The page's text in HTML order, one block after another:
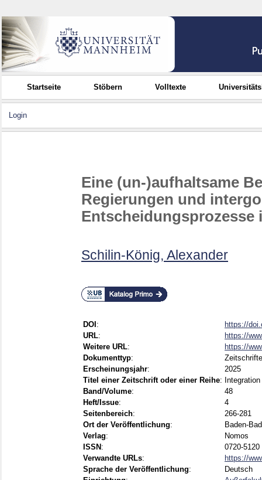
Startseite Stöbern Volltexte
Login
Eine (un-)aufhaltsame
Regierungen und
Entscheidungsprozesse
Schilin-König, Alexander
DOI :
https://
URL:
https://
Weitere URL:
https://
Dokumenttyp:
Erscheinungsjahr:
2025
Titel einer Zeitschrift oder einer Reihe: Integration
Band/Volume:
48
Heft/Issue:
4
Seitenbereich:
266-281
Ort der Veröffentlichung:
Baden-
Verlag:
Nomos
ISSN :
0720-
Verwandte URLs:
https://
Sprache der Veröffentlichung:
Deutsch